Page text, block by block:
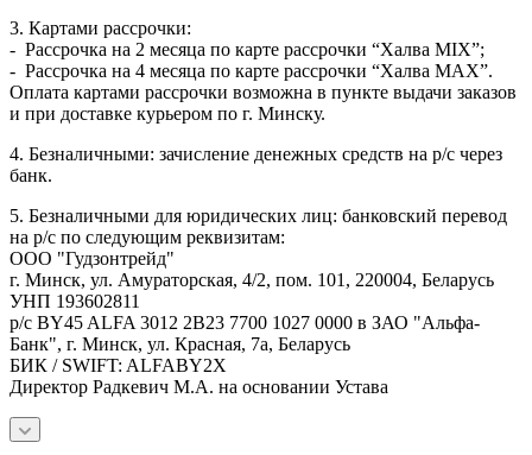
3. Картами рассрочки:
- Рассрочка на 2 месяца по карте рассрочки “Халва MIX”;
- Рассрочка на 4 месяца по карте рассрочки “Халва MAX”.
Оплата картами рассрочки возможна в пункте выдачи заказов
и при доставке курьером по г. Минску.
4. Безналичными: зачисление денежных средств на р/с через
банк.
5. Безналичными для юридических лиц: банковский перевод
на р/с по следующим реквизитам:
ООО "Гудзонтрейд"
г. Минск, ул. Амураторская, 4/2, пом. 101, 220004, Беларусь
УНП 193602811
р/с BY45 ALFA 3012 2B23 7700 1027 0000 в ЗАО "Альфа-
Банк", г. Минск, ул. Красная, 7а, Беларусь
БИК / SWIFT: ALFABY2X
Директор Радкевич М.А. на основании Устава